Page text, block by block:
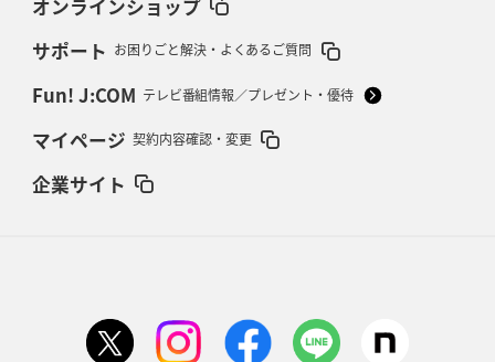
オンラインショップ
サポート お困りごと解決・よくあるご質問
Fun! J:COM テレビ番組情報／プレゼント・優待
マイページ 契約内容確認・変更
企業サイト